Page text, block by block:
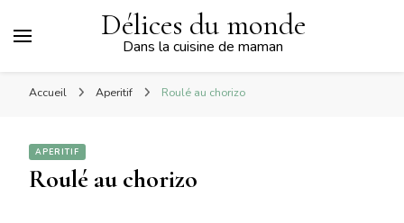
Délices du monde
Dans la cuisine de maman
Accueil Aperitif Roulé au chorizo
APERITIF
Roulé au chorizo